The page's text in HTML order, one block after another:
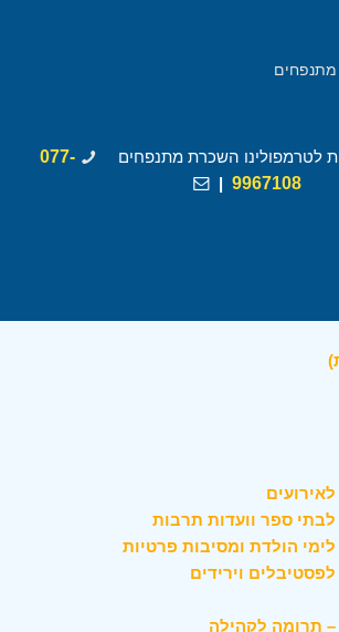
מתנפחים
לטרמפולינו השכרת מתנפחים
077-
9967108
|
ספר וועדות תרבות
הולדת ומסיבות פרטיות
וירידים
תרומה לקהילה